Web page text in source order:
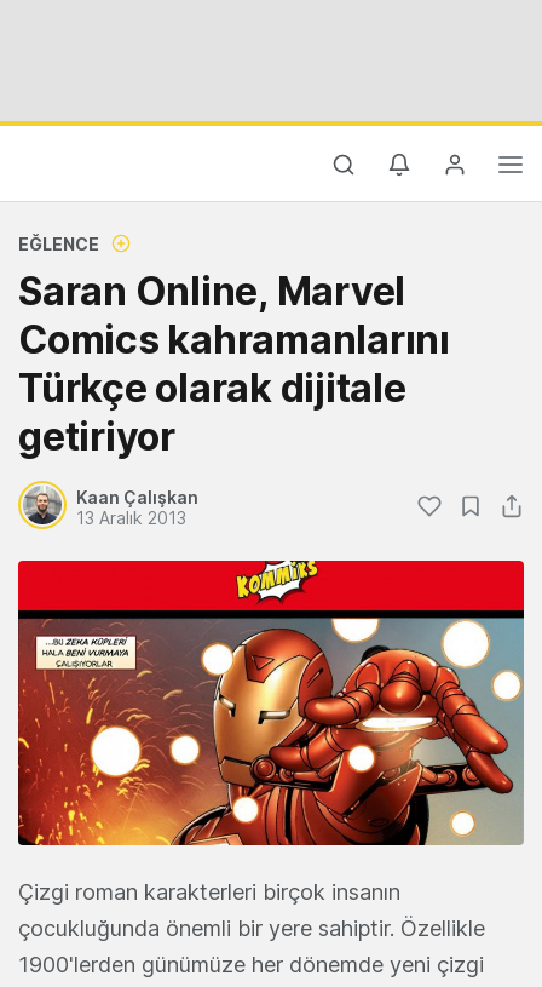
EĞLENCE
Saran Online, Marvel
Comics kahramanlarını
Türkçe olarak dijitale
getiriyor
Kaan Çalışkan
13 Aralık 2013
Çizgi roman karakterleri birçok insanın
çocukluğunda önemli bir yere sahiptir. Özellikle
1900'lerden günümüze her dönemde yeni çizgi